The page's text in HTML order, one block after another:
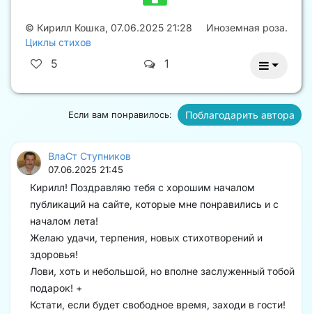
© Кирилл Кошка, 07.06.2025 21:28
Циклы стихов
Иноземная роза.
5 1
Если вам понравилось: Поблагодарить автора
ВлаСт Ступников
07.06.2025 21:45
Кирилл! Поздравляю тебя с хорошим началом
публикаций на сайте, которые мне понравились и с
началом лета!
Желаю удачи, терпения, новых стихотворений и
здоровья!
Лови, хоть и небольшой, но вполне заслуженный тобой
подарок! +
Кстати, если будет свободное время, заходи в гости!